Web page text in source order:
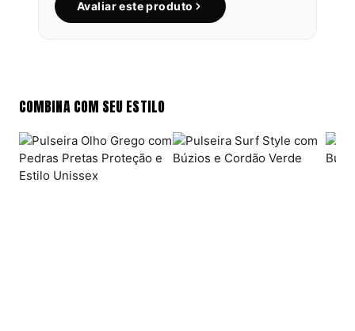
Avaliar este produto
COMBINA COM SEU ESTILO